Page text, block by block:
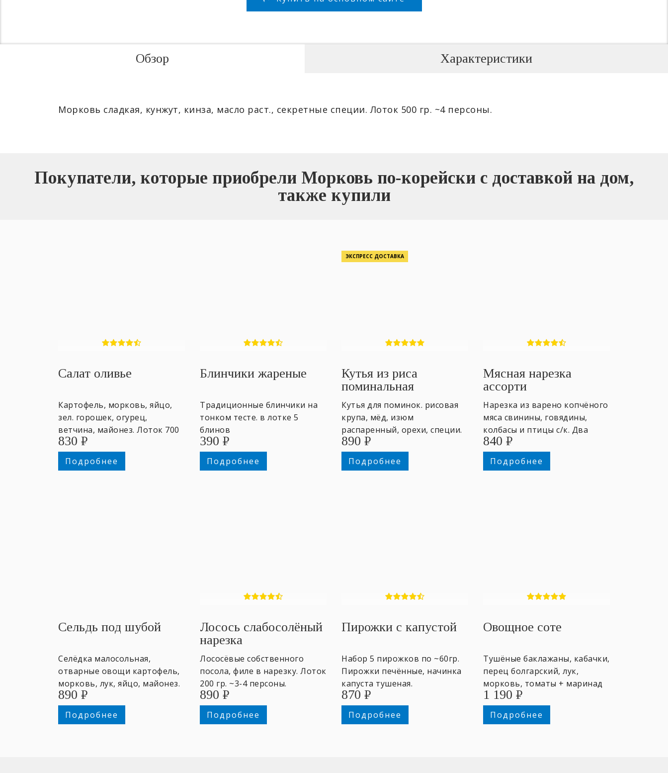
Обзор
Морковь сладкая, кунжут, кинза, масло раст., секретные специи. Лоток 500 гр. ~4 персоны.
Характеристики
Покупатели, которые приобрели Морковь по-корейски с доставкой на дом,
также купили
Салат оливье
Картофель, морковь, яйцо,
зел. горошек, огурец,
ветчина, майонез. Лоток 700
гр. ~4 персоны.
830 ₽
Подробнее
Блинчики жареные
Традиционные блинчики на
тонком тесте. в лотке 5
блинов
390 ₽
Подробнее
ЭКСПРЕСС ДОСТАВКА
Кутья из риса
поминальная
Кутья для поминок. рисовая
крупа, мёд, изюм
распаренный, орехи, специи.
600гр. ~ 5 персон
890 ₽
Подробнее
Мясная нарезка
ассорти
Нарезка из варено копчёного
мяса свинины, говядины,
колбасы и птицы с/к. Два
лотка 400 гр. ~3-4 персоны.
840 ₽
Подробнее
Сельдь под шубой
Селёдка малосольная,
отварные овощи картофель,
морковь, лук, яйцо, майонез.
Лоток 600 гр. ~4 персоны.
890 ₽
Подробнее
Лосось слабосолёный
нарезка
Лососёвые собственного
посола, филе в нарезку. Лоток
200 гр. ~3-4 персоны.
890 ₽
Подробнее
Пирожки с капустой
Набор 5 пирожков по ~60гр.
Пирожки печённые, начинка
капуста тушеная.
870 ₽
Подробнее
Овощное соте
Тушёные баклажаны, кабачки,
перец болгарский, лук,
морковь, томаты + маринад
чесночный. Лоток 500 гр. ~3
персоны.
1 190 ₽
Подробнее